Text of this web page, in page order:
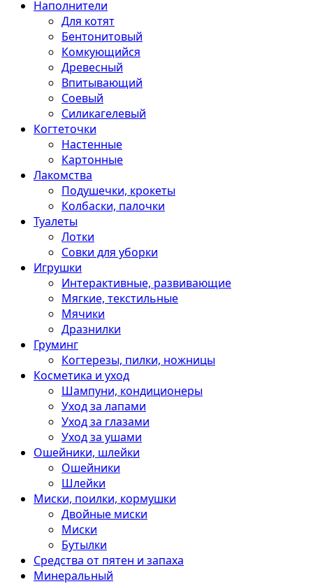
Наполнители
Для котят
Бентонитовый
Комкующийся
Древесный
Впитывающий
Соевый
Силикагелевый
Когтеточки
Настенные
Картонные
Лакомства
Подушечки, крокеты
Колбаски, палочки
Туалеты
Лотки
Совки для уборки
Игрушки
Интерактивные, развивающие
Мягкие, текстильные
Мячики
Дразнилки
Груминг
Когтерезы, пилки, ножницы
Косметика и уход
Шампуни, кондиционеры
Уход за лапами
Уход за глазами
Уход за ушами
Ошейники, шлейки
Ошейники
Шлейки
Миски, поилки, кормушки
Двойные миски
Миски
Бутылки
Средства от пятен и запаха
Минеральный